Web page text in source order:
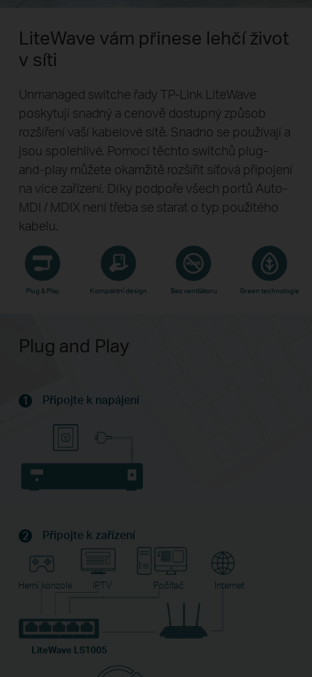
LiteWave vám přinese lehčí život
v síti
Unmanaged switche řady TP-Link LiteWave
poskytují snadný a cenově dostupný způsob
rozšíření vaší kabelové sítě. Snadno se používají a
jsou spolehlivé. Pomocí těchto switchů plug-
and-play můžete okamžitě rozšířit síťová připojení
na více zařízení. Díky podpoře všech portů Auto-
MDI / MDIX není třeba se starat o typ použitého
kabelu.
Plug & Play Kompaktní design Bez ventilátoru Green technologie
Plug and Play
1 Připojte k napájení
2 Připojte k zařízení
Herní konzole IPTV Počítač Internet
LiteWave LS1005